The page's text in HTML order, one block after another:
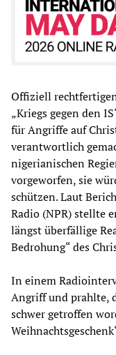
Offiziell
„Kriegs gegen den
für Angriffe auf
verantwortlich
nigerianischen
vorgeworfen, sie
schützen. Laut
Radio (NPR) stellte
längst überfällige
Bedrohung“ des
In einem
Angriff und prahlte,
schwer getroffen